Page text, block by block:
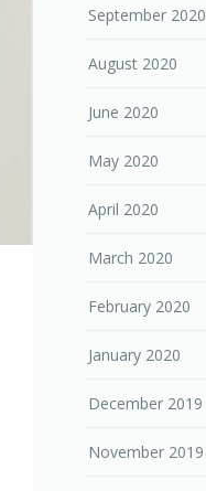
September 2020
August 2020
June 2020
May 2020
April 2020
March 2020
February 2020
January 2020
December 2019
November 2019